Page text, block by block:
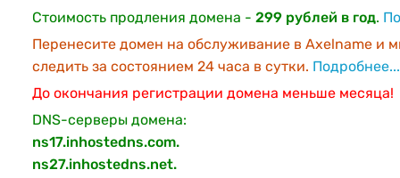
Стоимость продления домена - 299 рублей в год.
Перенесите домен на обслуживание в Axelname и
следить за состоянием 24 часа в сутки. Подробнее...
До окончания регистрации домена меньше месяца!
DNS-серверы домена:
ns17.inhostedns.com.
ns27.inhostedns.net.